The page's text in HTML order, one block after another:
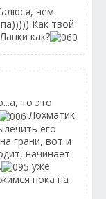
чем
Как твой
как?
то это
Лохматик
его
грани, вот и
начинает
уже
пока на